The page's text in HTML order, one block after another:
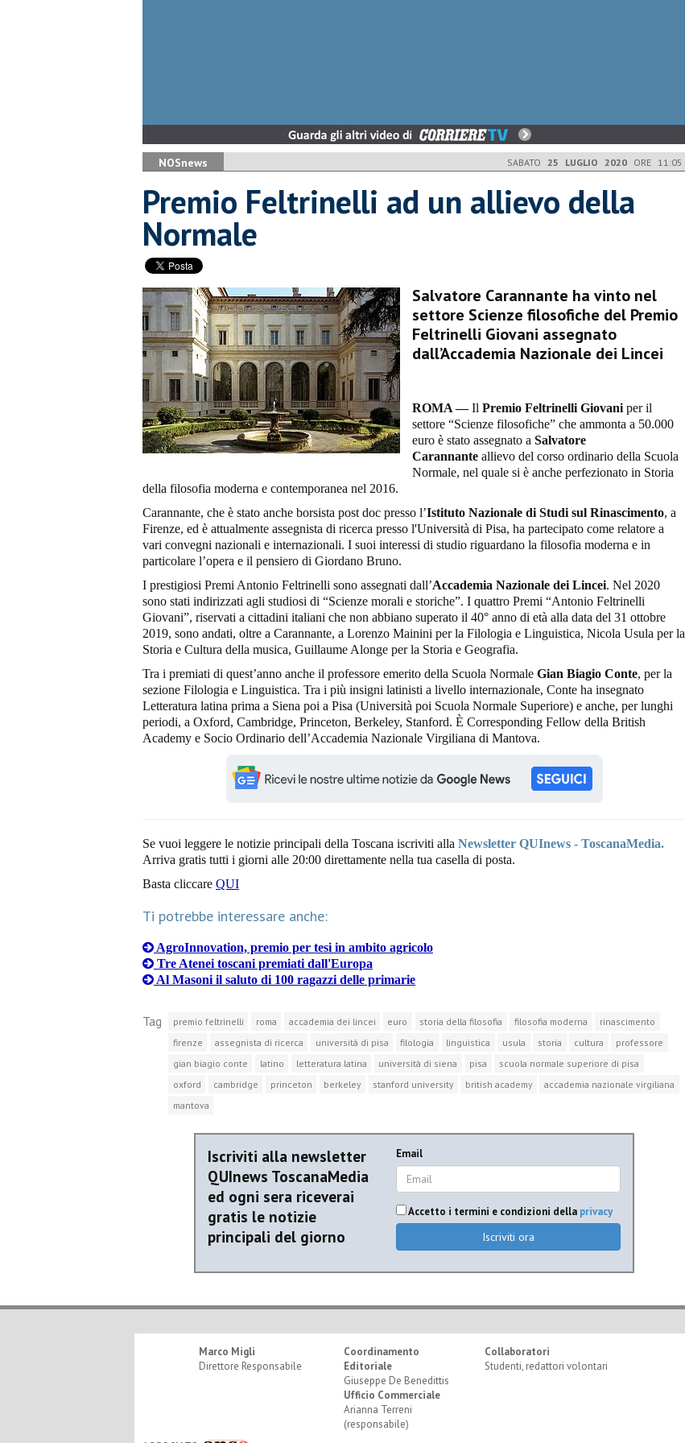
NOSnews SABATO 25 LUGLIO 2020 ORE 11:05
Premio Feltrinelli ad un allievo della
Normale
​Salvatore Carannante ha vinto nel
settore Scienze filosofiche del Premio
Feltrinelli Giovani assegnato
dall’Accademia Nazionale dei Lincei
ROMA —Il Premio Feltrinelli Giovani per il
settore “Scienze filosofiche” che ammonta a 50.000
euro è stato assegnato a Salvatore
Carannante allievo del corso ordinario della Scuola
Normale, nel quale si è anche perfezionato in Storia
della filosofia moderna e contemporanea nel 2016.
Carannante, che è stato anche borsista post doc presso l’Istituto Nazionale di Studi sul Rinascimento, a
Firenze, ed è attualmente assegnista di ricerca presso l'Università di Pisa, ha partecipato come relatore a
vari convegni nazionali e internazionali. I suoi interessi di studio riguardano la filosofia moderna e in
particolare l’opera e il pensiero di Giordano Bruno.
I prestigiosi Premi Antonio Feltrinelli sono assegnati dall’Accademia Nazionale dei Lincei. Nel 2020
sono stati indirizzati agli studiosi di “Scienze morali e storiche”. I quattro Premi “Antonio Feltrinelli
Giovani”, riservati a cittadini italiani che non abbiano superato il 40° anno di età alla data del 31 ottobre
2019, sono andati, oltre a Carannante, a Lorenzo Mainini per la Filologia e Linguistica, Nicola Usula per la
Storia e Cultura della musica, Guillaume Alonge per la Storia e Geografia.
Tra i premiati di quest’anno anche il professore emerito della Scuola Normale Gian Biagio Conte, per la
sezione Filologia e Linguistica. Tra i più insigni latinisti a livello internazionale, Conte ha insegnato
Letteratura latina prima a Siena poi a Pisa (Università poi Scuola Normale Superiore) e anche, per lunghi
periodi, a Oxford, Cambridge, Princeton, Berkeley, Stanford. È Corresponding Fellow della British
Academy e Socio Ordinario dell’Accademia Nazionale Virgiliana di Mantova.
Se vuoi leggere le notizie principali della Toscana iscriviti alla Newsletter QUInews - ToscanaMedia.
Arriva gratis tutti i giorni alle 20:00 direttamente nella tua casella di posta.
Basta cliccare QUI
Ti potrebbe interessare anche:
AgroInnovation, premio per tesi in ambito agricolo
Tre Atenei toscani premiati dall'Europa
Al Masoni il saluto di 100 ragazzi delle primarie
Tag premio feltrinelli roma accademia dei lincei euro storia della filosofia filosofia moderna
rinascimento
firenze
assegnista di ricerca università di pisa filologia linguistica usula storia cultura
professore
gian biagio conte
latino letteratura latina università di siena pisa
scuola normale superiore di pisa
oxford
cambridge princeton berkeley stanford university british academy
accademia nazionale virgiliana
mantova
Iscriviti alla newsletter
QUInews ToscanaMedia
ed ogni sera riceverai
gratis le notizie
principali del giorno
Email
Accetto i termini e condizioni della privacy
Iscriviti ora
Marco Migli
Direttore Responsabile
Coordinamento
Editoriale
Giuseppe De Benedittis
Ufficio Commerciale
Arianna Terreni
(responsabile)
Collaboratori
Studenti, redattori volontari